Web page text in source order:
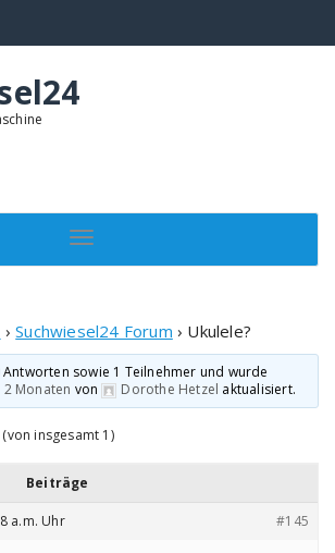
Toggle navigation
› Suchwiesel24 Forum › Ukulele?
sowie 1 Teilnehmer und wurde
2 Monaten von Dorothe Hetzel aktualisiert.
insgesamt 1)
Beiträge
a.m. Uhr #145